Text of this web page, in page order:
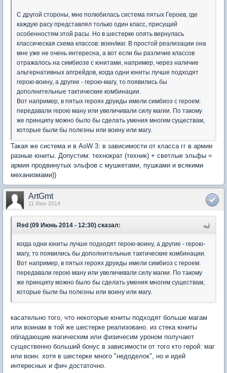
С другой стороны, мне полюбилась система пятых Героев, где
каждую расу представлял только один класс, присущий
особенностям этой расы. Но в шестерке опять вернулась
классическая схема классов: воин/маг. В простой реализации она
мне уже не очень интересна, а вот если бы различие классов
отражалось на симбиозе с юнитами, например, через наличие
альтернативных апгрейдов, когда одни юниты лучше подходят
герою-воину, а другие - герою-магу, то появились бы
дополнительные тактические комбинации.
Вот например, в пятых героях друиды имели симбиоз с героем:
передавали герою ману или увеличивали силу магии. По такому
же принципу можно было бы сделать умения многим существам,
которые были бы полезны или воину или магу.
Такая же система и в AoW 3: в зависимости от класса гг в армии
разные юниты. Допустим: технократ (техник) + светлые эльфы =
армия продвинутых эльфов с мушкетами, пушками и всякими
механизмами))
ArtGmt
11 Июн 2014
Red (09 Июнь 2014 - 12:30) сказал:
когда одни юниты лучше подходят герою-воину, а другие - герою-
магу, то появились бы дополнительные тактические комбинации.
Вот например, в пятых героях друиды имели симбиоз с героем:
передавали герою ману или увеличивали силу магии. По такому
же принципу можно было бы сделать умения многим существам,
которые были бы полезны или воину или магу.
касательно того, что некоторые юниты подходят больше магам
или воинам в той же шестерке реализовано. из стека юниты
обладающие магическим или физичесим уроном получают
существенно больший бонус в зависимости от того кто герой: маг
или воин. хотя в шестерке много "недоделок", но и идей
интересных и фич достаточно.